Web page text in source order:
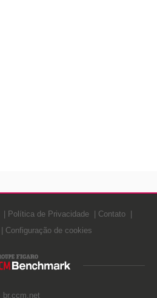
Política de Privacidade
Contato
Configuração de cookies
br.ccm.net